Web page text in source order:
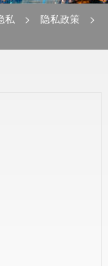
私 > 隐私政策
>